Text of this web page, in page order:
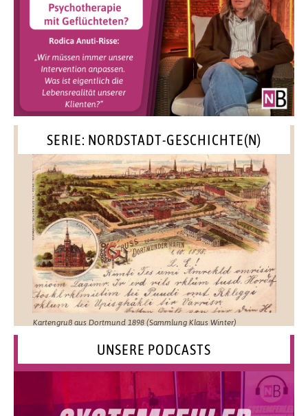
SERIE: NORDSTADT-GESCHICHTE(N)
Kartengruß aus Dortmund 1898 (Sammlung Klaus Winter)
UNSERE PODCASTS